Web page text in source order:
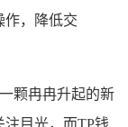
作，降低交
颗冉冉升起的新
目光，而TP钱